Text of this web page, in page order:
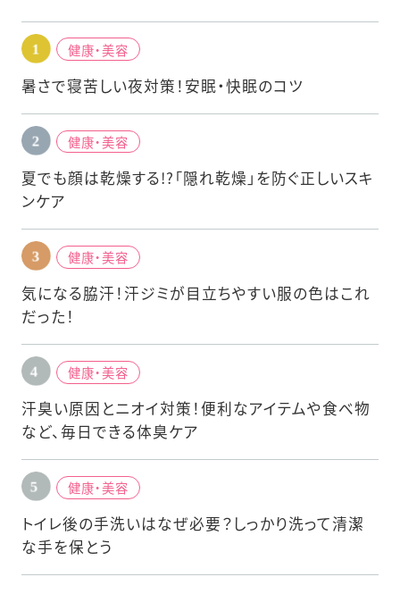
健康・美容
暑さで寝苦しい夜対策！安眠・快眠のコツ
健康・美容
夏でも顔は乾燥する!?「隠れ乾燥」を防ぐ正しいスキ
ンケア
健康・美容
気になる脇汗！汗ジミが目立ちやすい服の色はこれ
だった！
健康・美容
汗臭い原因とニオイ対策！便利なアイテムや食べ物
など、毎日できる体臭ケア
健康・美容
トイレ後の手洗いはなぜ必要？しっかり洗って清潔
な手を保とう